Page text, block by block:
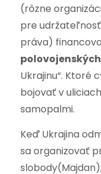
(rôzne
pre
práva)
Ukrajinu“. Ktoré
bojovať v
samopalmi.
Keď Ukrajina
sa organizovať